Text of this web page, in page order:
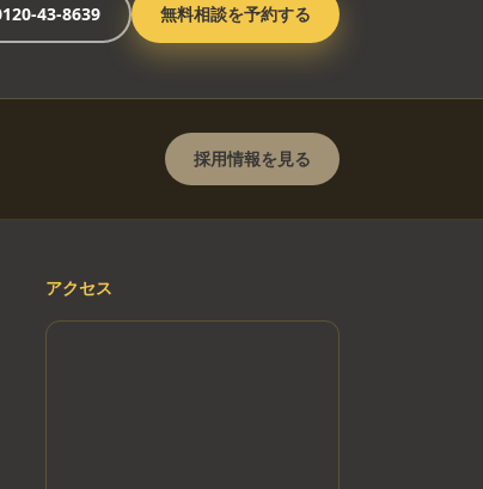
43-8639 無料相談を予約する
採用情報を見る
アクセス